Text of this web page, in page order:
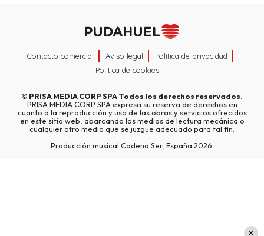
Contacto comercial Aviso legal
Política de privacidad
Política de cookies
© PRISA MEDIA CORP SPATodos los derechos reservados.
PRISA MEDIA CORP SPA expresa su reserva de derechos en
cuanto a la reproducción y uso de las obras y servicios ofrecidos
en este sitio web, abarcando los medios de lectura mecánica o
cualquier otro medio que se juzgue adecuado para tal fin.
Producción musical Cadena Ser, España 2026.